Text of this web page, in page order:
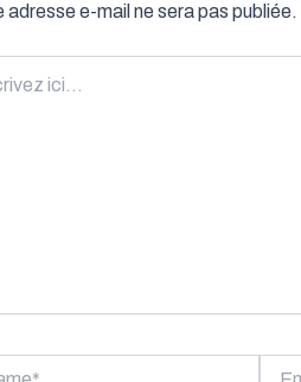
adresse e-mail ne sera pas publiée.